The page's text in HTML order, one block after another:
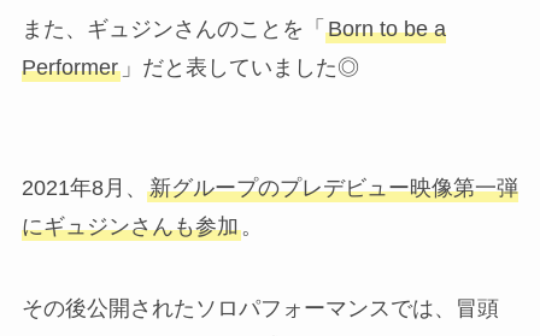
また、ギュジンさんのことを「 Born to be a
Performer」だと表していました◎
2021年8月、 新グループのプレデビュー映像第一弾
にギュジンさんも参加。
その後公開されたソロパフォーマンスでは、冒頭